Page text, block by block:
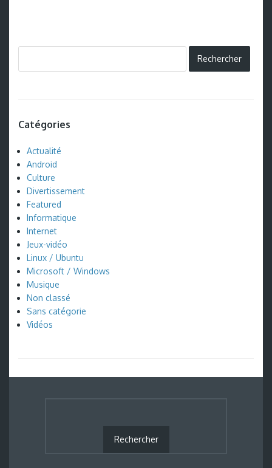
Catégories
Actualité
Android
Culture
Divertissement
Featured
Informatique
Internet
Jeux-vidéo
Linux / Ubuntu
Microsoft / Windows
Musique
Non classé
Sans catégorie
Vidéos